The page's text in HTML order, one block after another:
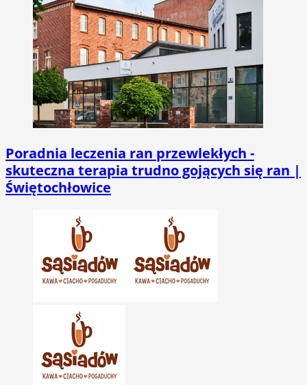
Poradnia leczenia ran przewlekłych -
skuteczna terapia trudno gojących się ran |
Świętochłowice